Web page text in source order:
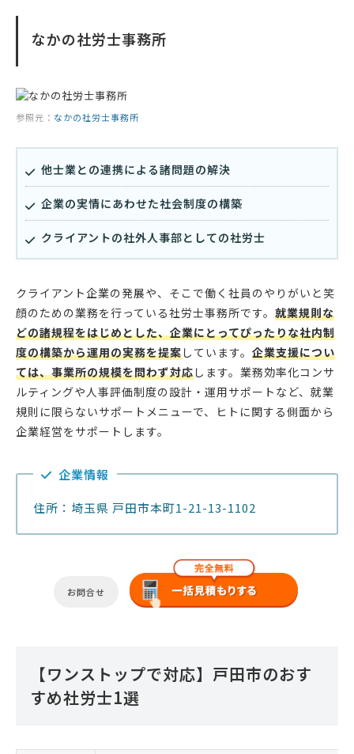
なかの社労士事務所
参照元： なかの社労士事務所
他士業との連携による諸問題の解決
企業の実情にあわせた社会制度の構築
クライアントの社外人事部としての社労士
クライアント企業の発展や、そこで働く社員のやりがいと笑
顔のための業務を行っている社労士事務所です。 就業規則な
どの諸規程をはじめとした、企業にとってぴったりな社内制
度の構築から運用の実務を提案しています。 企業支援につい
ては、事業所の規模を問わず対応します。業務効率化コンサ
ルティングや人事評価制度の設計・運用サポートなど、就業
規則に限らないサポートメニューで、ヒトに関する側面から
企業経営をサポートします。
企業情報
住所：埼玉県 戸田市本町1-21-13-1102
お問合せ
【ワンストップで対応】戸田市のおす
すめ社労士1選